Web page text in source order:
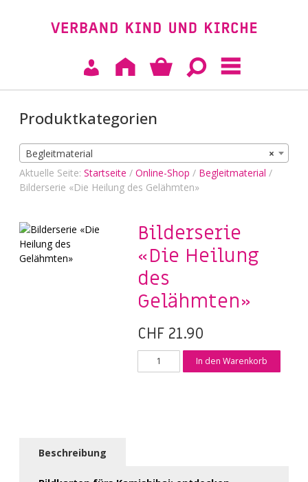
Produktkategorien
×
Begleitmaterial
Aktuelle Seite: Startseite / Online-Shop / Begleitmaterial /
Bilderserie «Die Heilung des Gelähmten»
Bilderserie
«Die Heilung
des
Gelähmten»
CHF 21.90
Bilderserie
«Die
In den Warenkorb
Beschreibung